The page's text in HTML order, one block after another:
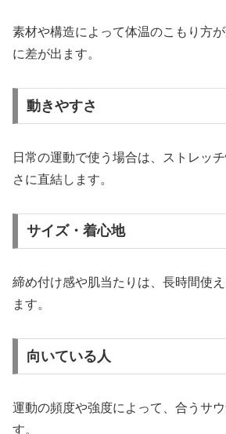
素材や構造によって体温のこもり方
に差が出ます。
動きやすさ
日常の運動で使う場合は、ストレッ
さに直結します。
サイズ・着心地
締め付け感や肌当たりは、長時間使
ます。
向いている人
運動の頻度や強度によって、合うサ
す。